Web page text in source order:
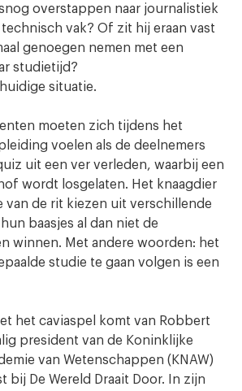
overstappen naar journalistiek
vak? Of zit hij eraan vast
genoegen nemen met een
studietijd?
situatie.
moeten zich tijdens het
voelen als de deelnemers
uit een ver verleden, waarbij een
wordt losgelaten. Het knaagdier
van de rit kiezen uit verschillende
baasjes al dan niet de
winnen. Met andere woorden: het
studie te gaan volgen is een
het caviaspel komt van Robbert
president van de Koninklijke
van Wetenschappen (KNAW)
bij De Wereld Draait Door. In zijn